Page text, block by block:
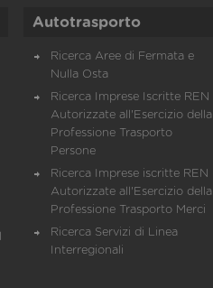
Autotrasporto
Ricerca Aree di Fermata e
Nulla Osta
Ricerca Imprese Iscritte REN
Autorizzate all'Esercizio della
Professione Trasporto
Persone
Ricerca Imprese iscritte REN
Autorizzate all'Esercizio della
Professione Trasporto Merci
Ricerca Servizi di Linea
Interregionali